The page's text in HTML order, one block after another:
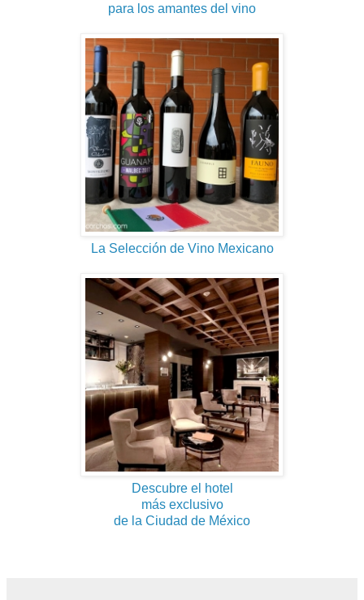
para los amantes del vino
La Selección de Vino Mexicano
Descubre el hotel
más exclusivo
de la Ciudad de México